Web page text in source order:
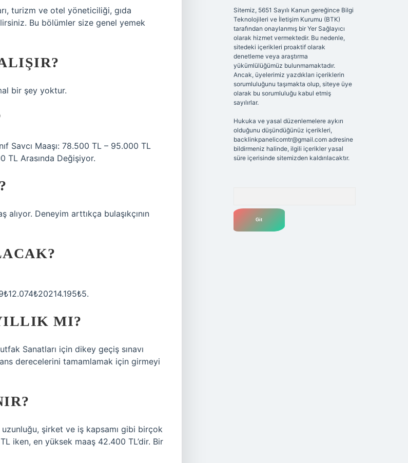
turizm ve otel yöneticiliği, gıda
Bu bölümler size genel yemek
bir şey yoktur.
Savcı Maaşı: 78.500 TL – 95.000 TL
TL Arasında Değişiyor.
Deneyim arttıkça bulaşıkçının
MI?
Sanatları için dikey geçiş sınavı
derecelerini tamamlamak için girmeyi
şirket ve iş kapsamı gibi birçok
iken, en yüksek maaş 42.400 TL’dir. Bir
Sitemiz, 5651 Sayılı Kanun gereğince Bilgi
Teknolojileri ve İletişim Kurumu (BTK)
tarafından onaylanmış bir Yer Sağlayıcı
olarak hizmet vermektedir. Bu nedenle,
sitedeki içerikleri proaktif olarak
denetleme veya araştırma
yükümlülüğümüz bulunmamaktadır.
Ancak, üyelerimiz yazdıkları içeriklerin
sorumluluğunu taşımakta olup, siteye üye
olarak bu sorumluluğu kabul etmiş
sayılırlar.
Hukuka ve yasal düzenlemelere aykırı
olduğunu düşündüğünüz içerikleri,
backlinkpanelicomtr@gmail.comadresine
bildirmeniz halinde, ilgili içerikler yasal
süre içerisinde sitemizden kaldırılacaktır.